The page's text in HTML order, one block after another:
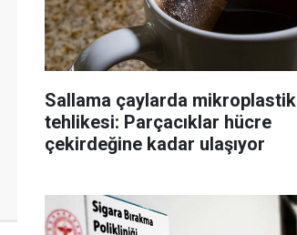
Sallama çaylarda mikroplastik
tehlikesi: Parçacıklar hücre
çekirdeğine kadar ulaşıyor